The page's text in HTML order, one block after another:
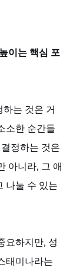
이는 핵심 포
는 것은 거
소한 순간들
정하는 것은
아니라, 그 애
나눌 수 있는
요하지만, 성
태미나라는